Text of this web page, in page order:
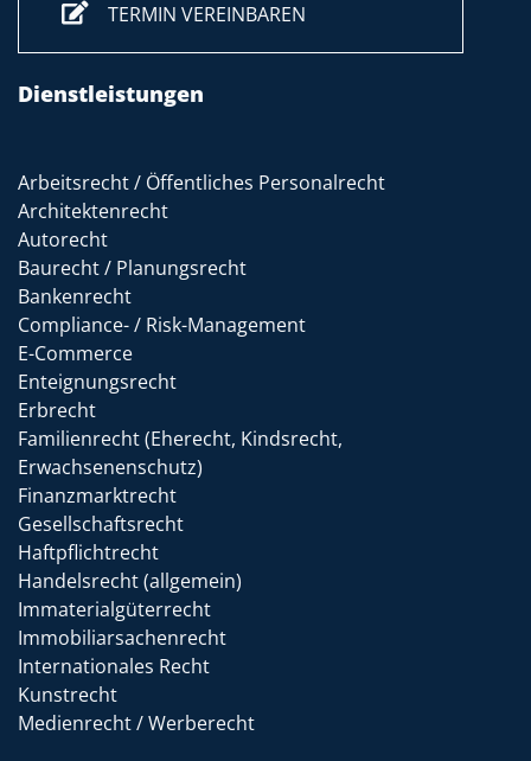
TERMIN VEREINBAREN
Dienstleistungen
Arbeitsrecht / Öffentliches Personalrecht
Architektenrecht
Autorecht
Baurecht / Planungsrecht
Bankenrecht
Compliance- / Risk-Management
E-Commerce
Enteignungsrecht
Erbrecht
Familienrecht (Eherecht, Kindsrecht,
Erwachsenenschutz)
Finanzmarktrecht
Gesellschaftsrecht
Haftpflichtrecht
Handelsrecht (allgemein)
Immaterialgüterrecht
Immobiliarsachenrecht
Internationales Recht
Kunstrecht
Medienrecht / Werberecht